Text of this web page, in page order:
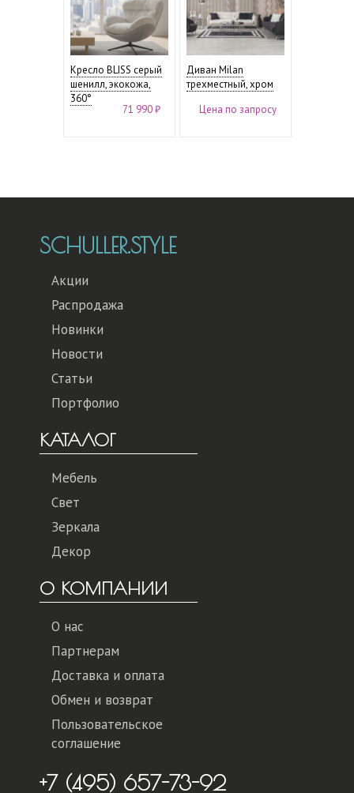
Кресло BLISS серый
шенилл, экокожа,
360°
71 990 ₽
Диван Milan
трехместный, хром
Цена по запросу
SCHULLER.STYLE
Акции
Распродажа
Новинки
Новости
Статьи
Портфолио
КАТАЛОГ
Мебель
Свет
Зеркала
Декор
О КОМПАНИИ
О нас
Партнерам
Доставка и оплата
Обмен и возврат
Пользовательское
соглашение
+7 (495) 657-73-92